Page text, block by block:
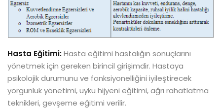
Hasta Eğitimi:Hasta eğitimi hastalığın sonuçlarını
yönetmek için gereken birincil girişimdir. Hastaya
psikolojik durumunu ve fonksiyonelliğini iyileştirecek
yorgunluk yönetimi, uyku hijyeni eğitimi, ağrı rahatlatma
teknikleri, gevşeme eğitimi verilir.